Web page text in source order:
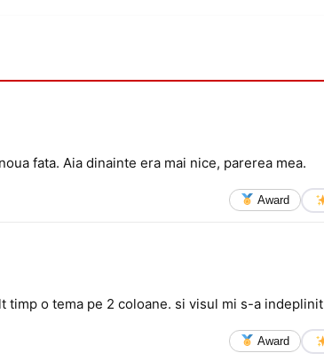
fata. Aia dinainte era mai nice, parerea mea.
Award
timp o tema pe 2 coloane. si visul mi s-a indeplinit
Award